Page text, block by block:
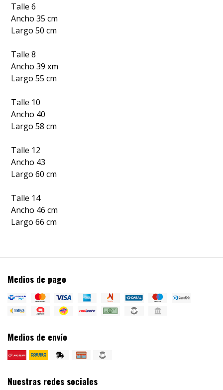
Talle 6
Ancho 35 cm
Largo 50 cm
Talle 8
Ancho 39 xm
Largo 55 cm
Talle 10
Ancho 40
Largo 58 cm
Talle 12
Ancho 43
Largo 60 cm
Talle 14
Ancho 46 cm
Largo 66 cm
Medios de pago
Medios de envío
Nuestras redes sociales